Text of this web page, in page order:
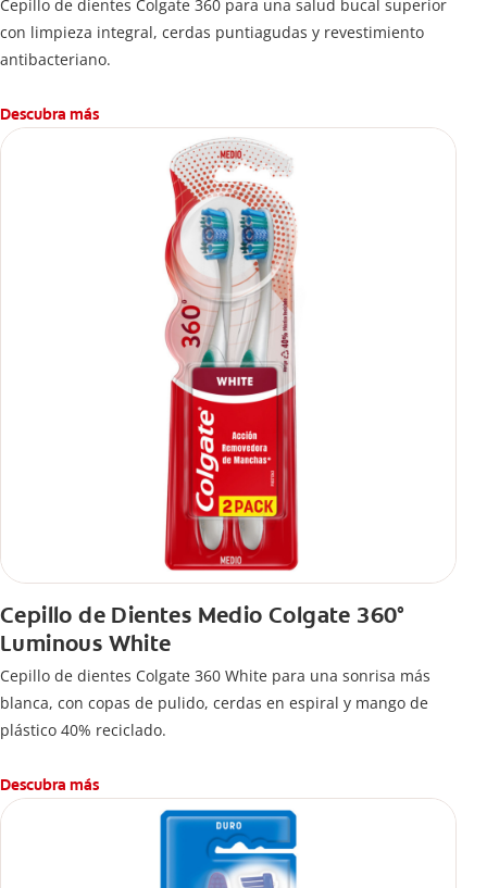
Cepillo de dientes Colgate 360 ​​para una salud bucal superior
con limpieza integral, cerdas puntiagudas y revestimiento
antibacteriano.
Descubra más
Cepillo de Dientes Medio Colgate 360°
Luminous White
Cepillo de dientes Colgate 360 White para una sonrisa más
blanca, con copas de pulido, cerdas en espiral y mango de
plástico 40% reciclado.
Descubra más